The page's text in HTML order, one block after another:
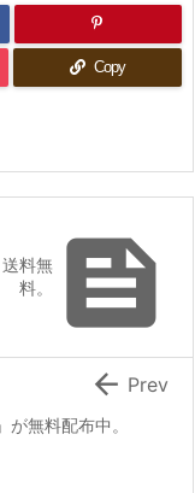
Copy

料無
料。
無料配布中。
 Prev